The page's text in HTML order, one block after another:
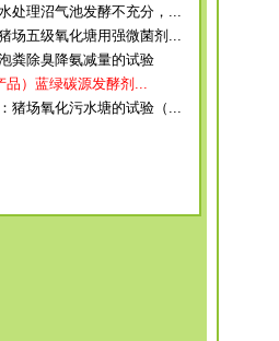
处理沼气池发酵不充分，...
场五级氧化塘用强微菌剂...
粪除臭降氨减量的试验
品）蓝绿碳源发酵剂...
猪场氧化污水塘的试验（...